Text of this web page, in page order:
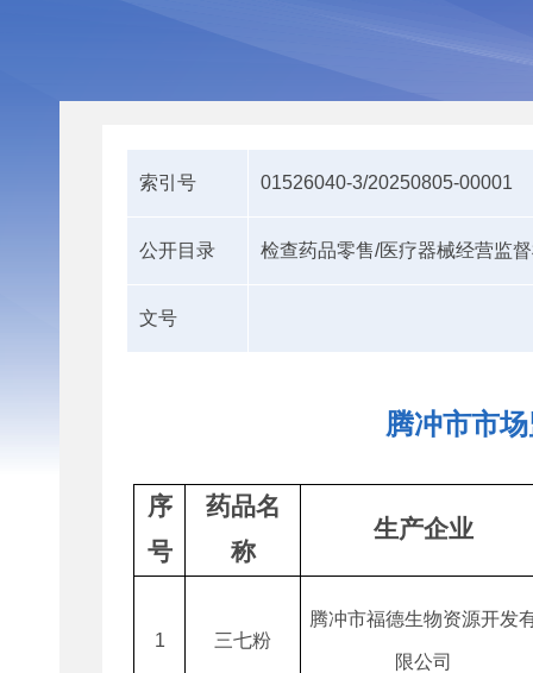
索引号 01526040-3/20250805-00001
公开目录 检查药品零售/医疗器械经营监
文号
腾冲市市
序
号
药品名
称
生产企业
1 三七粉
腾冲市福德生物资源开发
限公司